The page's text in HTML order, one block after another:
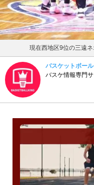
現在西地区9位の三遠
バスケットボー
バスケ情報専門サ